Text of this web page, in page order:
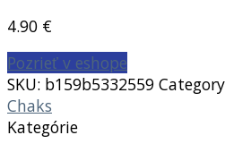
4.90 €
Pozrieť v eshope
SKU: b159b5332559
Chaks
Kategórie